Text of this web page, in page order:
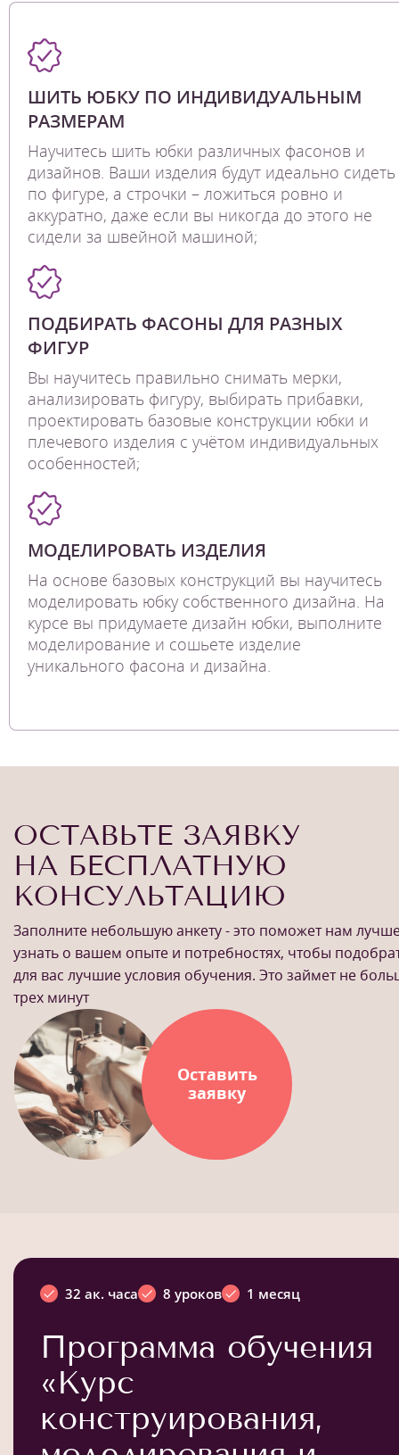
ШИТЬ ЮБКУ ПО ИНДИВИДУАЛЬНЫМ
РАЗМЕРАМ
Научитесь шить юбки различных фасонов и
дизайнов. Ваши изделия будут идеально сидеть
по фигуре, а строчки – ложиться ровно и
аккуратно, даже если вы никогда до этого не
сидели за швейной машиной;
ПОДБИРАТЬ ФАСОНЫ ДЛЯ РАЗНЫХ
ФИГУР
Вы научитесь правильно снимать мерки,
анализировать фигуру, выбирать прибавки,
проектировать базовые конструкции юбки и
плечевого изделия с учётом индивидуальных
особенностей;
МОДЕЛИРОВАТЬ ИЗДЕЛИЯ
На основе базовых конструкций вы научитесь
моделировать юбку собственного дизайна. На
курсе вы придумаете дизайн юбки, выполните
моделирование и сошьете изделие
уникального фасона и дизайна.
ОСТАВЬТЕ ЗАЯВКУ
НА БЕСПЛАТНУЮ
КОНСУЛЬТАЦИЮ
Заполните небольшую анкету - это поможет нам
узнать о вашем опыте и потребностях, чтобы
для вас лучшие условия обучения. Это займет не
трех минут
Оставить
заявку
32 ак. часа 8 уроков 1 месяц
Программа обучения
«Курс
конструирования,